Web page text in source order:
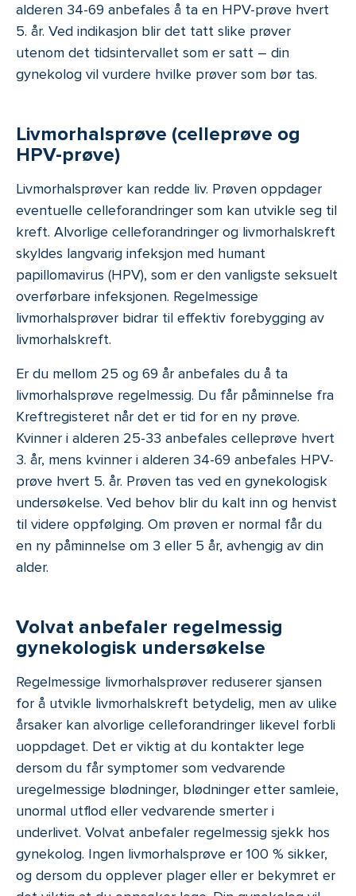
alderen 34-69 anbefales å ta en HPV-prøve hvert
5. år. Ved indikasjon blir det tatt slike prøver
utenom det tidsintervallet som er satt – din
gynekolog vil vurdere hvilke prøver som bør tas.
Livmorhalsprøve (celleprøve og
HPV-prøve)
Livmorhalsprøver kan redde liv. Prøven oppdager
eventuelle celleforandringer som kan utvikle seg til
kreft. Alvorlige celleforandringer og livmorhalskreft
skyldes langvarig infeksjon med humant
papillomavirus (HPV), som er den vanligste seksuelt
overførbare infeksjonen. Regelmessige
livmorhalsprøver bidrar til effektiv forebygging av
livmorhalskreft.
Er du mellom 25 og 69 år anbefales du å ta
livmorhalsprøve regelmessig. Du får påminnelse fra
Kreftregisteret når det er tid for en ny prøve.
Kvinner i alderen 25-33 anbefales celleprøve hvert
3. år, mens kvinner i alderen 34-69 anbefales HPV-
prøve hvert 5. år. Prøven tas ved en gynekologisk
undersøkelse. Ved behov blir du kalt inn og henvist
til videre oppfølging. Om prøven er normal får du
en ny påminnelse om 3 eller 5 år, avhengig av din
alder.
Volvat anbefaler regelmessig
gynekologisk undersøkelse
Regelmessige livmorhalsprøver reduserer sjansen
for å utvikle livmorhalskreft betydelig, men av ulike
årsaker kan alvorlige celleforandringer likevel forbli
uoppdaget. Det er viktig at du kontakter lege
dersom du får symptomer som vedvarende
uregelmessige blødninger, blødninger etter samleie,
unormal utflod eller vedvarende smerter i
underlivet. Volvat anbefaler regelmessig sjekk hos
gynekolog. Ingen livmorhalsprøve er 100 % sikker,
og dersom du opplever plager eller er bekymret er